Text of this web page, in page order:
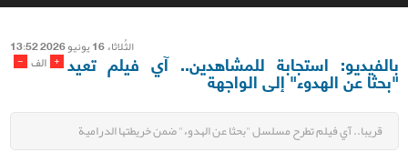
الثُلاثاء 16 یونیو 2026 13:52
- الف + بالفيديو: استجابة للمشاهدين.. آي فيلم تعيد
"بحثا عن الهدوء" إلى الواجهة
قريبا.. آي فيلم تطرح مسلسل "بحثا عن الهدوء" ضمن خريطتها الدرامية